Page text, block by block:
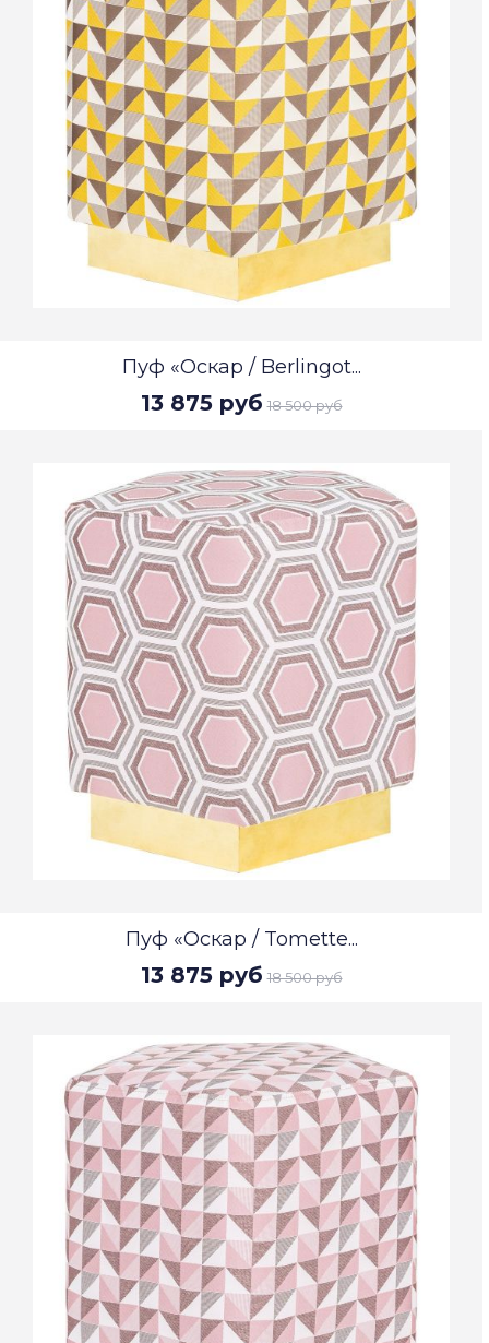
Пуф «Оскар / Berlingot...
13 875 руб 18 500 руб
Пуф «Оскар / Tomette...
13 875 руб 18 500 руб